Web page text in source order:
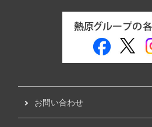
お問い合わせ